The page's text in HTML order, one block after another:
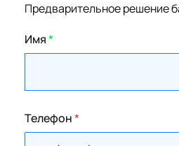
Предварительное решение
Имя*
Телефон*